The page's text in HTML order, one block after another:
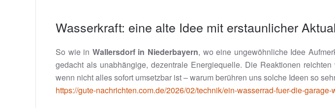
Wasserkraft: eine alte Idee mit erstaunlicher
So wie in Wallersdorf in Niederbayern, wo eine ungewöhnliche Idee
gedacht als unabhängige, dezentrale Energiequelle. Die Reaktionen
wenn nicht alles sofort umsetzbar ist – warum berühren uns solche Ideen so
https://gute-nachrichten.com.de/2026/02/technik/ein-wasserrad-fuer-die-